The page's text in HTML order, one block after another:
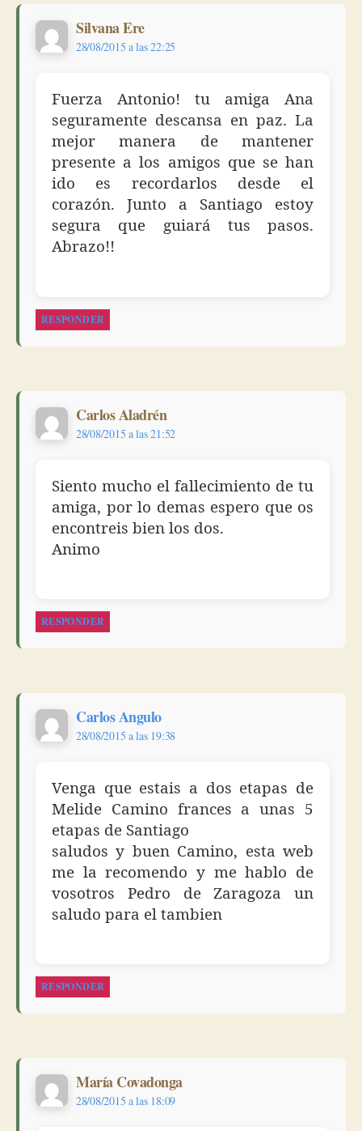
Silvana Eredice:
28/08/2015 a las 22:25
Fuerza Antonio! tu amiga Ana
seguramente descansa en paz. La
mejor manera de mantener
presente a los amigos que se han
ido es recordarlos desde el
corazón. Junto a Santiago estoy
segura que guiará tus pasos.
Abrazo!!
RESPONDER
Carlos Aladréndice:
28/08/2015 a las 21:52
Siento mucho el fallecimiento de tu
amiga, por lo demas espero que os
encontreis bien los dos.
Animo
RESPONDER
Carlos Angulodice:
28/08/2015 a las 19:38
Venga que estais a dos etapas de
Melide Camino frances a unas 5
etapas de Santiago
saludos y buen Camino, esta web
me la recomendo y me hablo de
vosotros Pedro de Zaragoza un
saludo para el tambien
RESPONDER
María Covadongadice:
28/08/2015 a las 18:09